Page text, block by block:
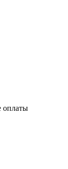
оплаты